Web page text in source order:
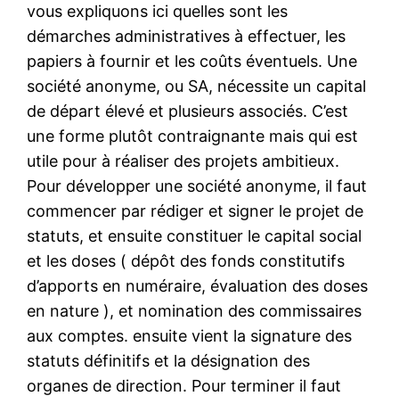
vous expliquons ici quelles sont les
démarches administratives à effectuer, les
papiers à fournir et les coûts éventuels. Une
société anonyme, ou SA, nécessite un capital
de départ élevé et plusieurs associés. C’est
une forme plutôt contraignante mais qui est
utile pour à réaliser des projets ambitieux.
Pour développer une société anonyme, il faut
commencer par rédiger et signer le projet de
statuts, et ensuite constituer le capital social
et les doses ( dépôt des fonds constitutifs
d’apports en numéraire, évaluation des doses
en nature ), et nomination des commissaires
aux comptes. ensuite vient la signature des
statuts définitifs et la désignation des
organes de direction. Pour terminer il faut